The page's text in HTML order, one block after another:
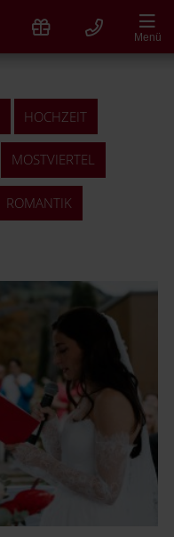
Menü
HOCHZEIT
MOSTVIERTEL
ROMANTIK